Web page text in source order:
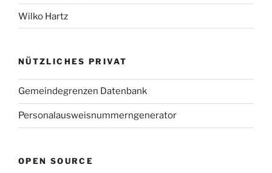
Wilko Hartz
NÜTZLICHES PRIVAT
Gemeindegrenzen Datenbank
Personalausweisnummerngenerator
OPEN SOURCE